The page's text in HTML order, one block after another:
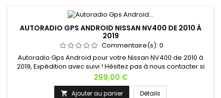
AUTORADIO GPS ANDROID NISSAN NV400 DE 2010 À
2019
Commentaire(s): 0
Autoradio Gps Android pour votre Nissan NV400 de 2010 à
2019, Expédition avec suivi ! Hésitez pas à nous contacter si
vous avez une question !
Prix
299,00 €
 Ajouter au panier Détails